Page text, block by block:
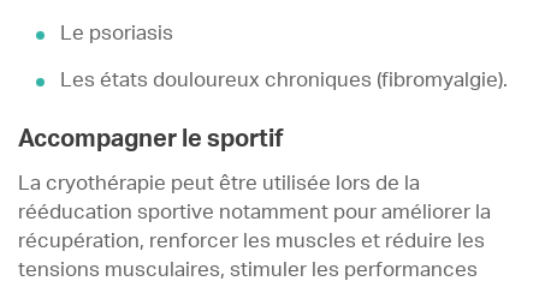
Le psoriasis
Les états douloureux chroniques (fibromyalgie).
Accompagner le sportif
La cryothérapie peut être utilisée lors de la
rééducation sportive notamment pour améliorer la
récupération, renforcer les muscles et réduire les
tensions musculaires, stimuler les performances